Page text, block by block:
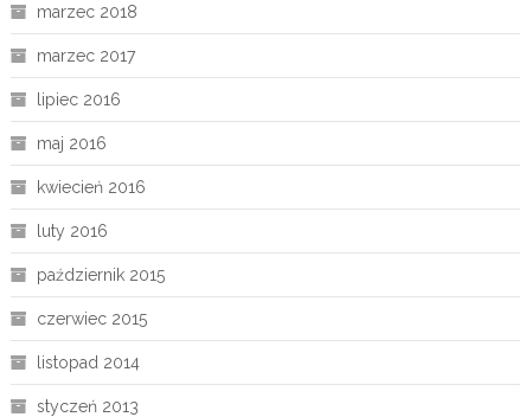
marzec 2018
marzec 2017
lipiec 2016
maj 2016
kwiecień 2016
luty 2016
październik 2015
czerwiec 2015
listopad 2014
styczeń 2013